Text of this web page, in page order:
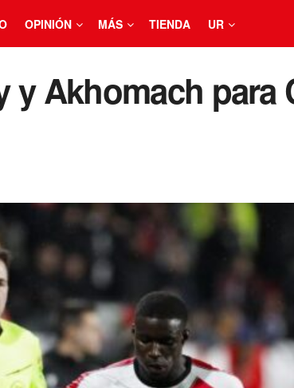
OPINIÓN MÁS TIENDA UR
y Akhomach para